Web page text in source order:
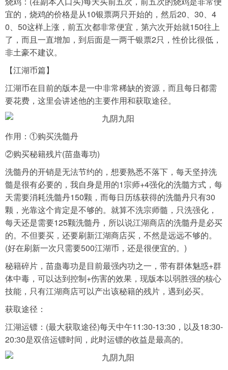
宜的，烧鸡的价格是从10银票两只开始的，然后20、30、4
0、50这样上涨，前五次都非常便宜，第六次开始就150往上
了，而且一直增加，到后面是一两千银票2只，性价比很低，
非土豪不建议。
【江湖币篇】
江湖币在目前的版本是一中非常稀缺的资源，而且每日都需
要花费，这里会讲述他的主要作用和获取途径。
作用：①购买洗髓丹
②购买秘籍残片(苗蛊毒功)
洗髓丹的开销是无法节约的，想要熟悉不落下，每天坚持洗
髓是很有必要的，我自身是用的1宗师+4强化的洗髓方式，每
天需要消耗洗髓丹150颗，而每日历练获得的洗髓丹只有30
颗，光靠这个肯定是不够的。就算不洗宗师髓，只洗强化，
每天还是需要125颗洗髓丹，所以说江湖商店的洗髓丹是必买
的。不但要买，还要刷新江湖商店买，不然是远远不够的。
(好在刷新一次只需要500江湖币，还是很便宜的。)
秘籍碎片，苗蛊毒功是目前最强内功之一，带有群体魅惑+群
体中毒，可以达到控制+伤害的效果，现版本以弱胜强的核心
技能，只有江湖商店可以产出该秘籍的残片，遇到必买。
获取途径：
江湖运镖：(最大获取途径)每天中午11:30-13:30，以及18:30-
20:30是双倍运镖时间，此时运镖的收益是最高的。